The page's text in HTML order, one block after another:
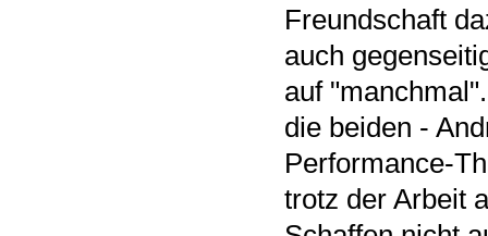
Freundschaft
auch
auf
die beiden -
Performance-
trotz der Arbeit